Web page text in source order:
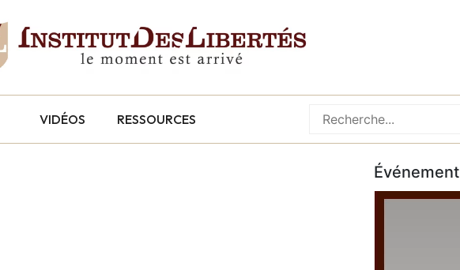
VIDÉOS RESSOURCES
Événement